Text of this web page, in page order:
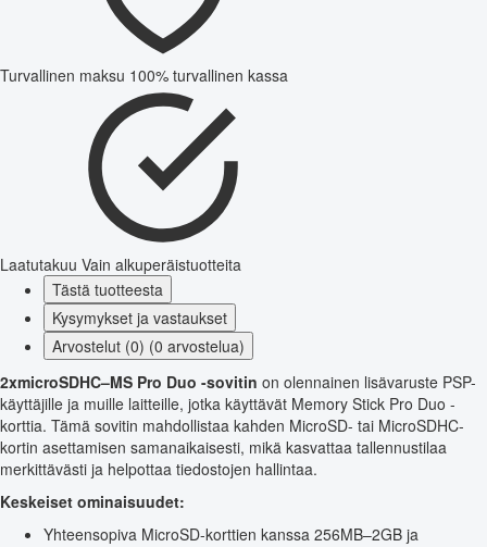
Turvallinen maksu 100% turvallinen kassa
Laatutakuu Vain alkuperäistuotteita
Tästä tuotteesta
Kysymykset ja vastaukset
Arvostelut (0) (0 arvostelua)
2xmicroSDHC–MS Pro Duo -sovitin on olennainen lisävaruste PSP-
käyttäjille ja muille laitteille, jotka käyttävät Memory Stick Pro Duo -
korttia. Tämä sovitin mahdollistaa kahden MicroSD- tai MicroSDHC-
kortin asettamisen samanaikaisesti, mikä kasvattaa tallennustilaa
merkittävästi ja helpottaa tiedostojen hallintaa.
Keskeiset ominaisuudet:
Yhteensopiva MicroSD-korttien kanssa 256MB–2GB ja